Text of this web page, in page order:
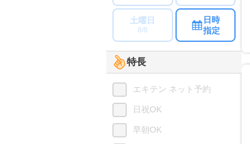
土曜日
8/8
日時
指定
特長
エキテン ネット予約
日祝OK
早朝OK